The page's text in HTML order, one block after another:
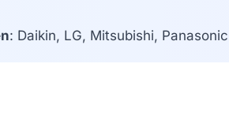
: Daikin, LG, Mitsubishi,